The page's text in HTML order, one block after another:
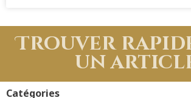
Trouver
un
Catégories